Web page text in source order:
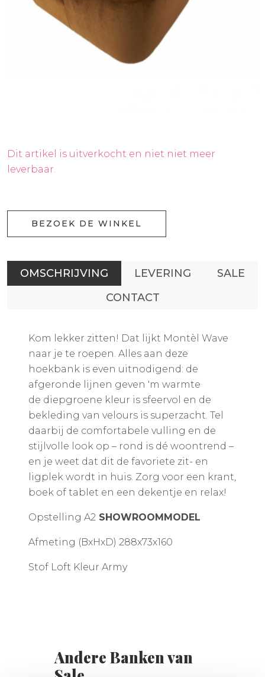
Dit artikel is uitverkocht en niet niet meer
leverbaar.
BEZOEK DE WINKEL
OMSCHRIJVING LEVERING
SALE
CONTACT
Kom lekker zitten! Dat lijkt Montèl Wave
naar je te roepen. Alles aan deze
hoekbank is even uitnodigend: de
afgeronde lijnen geven 'm warmte
de diepgroene kleur is sfeervol en de
bekleding van velours is superzacht. Tel
daarbij de comfortabele vulling en de
stijlvolle look op – rond is dé woontrend –
en je weet dat dit de favoriete zit- en
ligplek wordt in huis. Zorg voor een krant,
boek of tablet en een dekentje en relax!
Opstelling A2 SHOWROOMMODEL
Afmeting (BxHxD) 288x73x160
Stof Loft Kleur Army
Andere Banken van